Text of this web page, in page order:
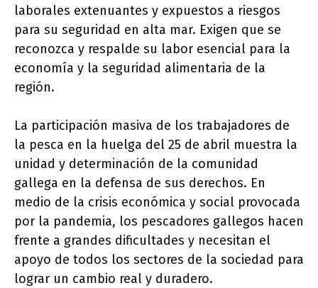
laborales extenuantes y expuestos a riesgos
para su seguridad en alta mar. Exigen que se
reconozca y respalde su labor esencial para la
economía y la seguridad alimentaria de la
región.
La participación masiva de los trabajadores de
la pesca en la huelga del 25 de abril muestra la
unidad y determinación de la comunidad
gallega en la defensa de sus derechos. En
medio de la crisis económica y social provocada
por la pandemia, los pescadores gallegos hacen
frente a grandes dificultades y necesitan el
apoyo de todos los sectores de la sociedad para
lograr un cambio real y duradero.